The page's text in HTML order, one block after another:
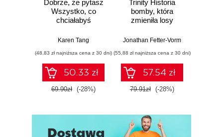
Dobrze, że pytasz
Wszystko, co
chciałabyś
zdrowiu
(ale nigdy Ci nie
powiedziano)
Karen Tang
(48,83 zł najniższa cena z 30 dni)
50.33 zł
69.90zł (-28%)
Trinity Historia
bomby, która
zmieniła losy
Jonathan Fetter-Vorm
(55,88 zł najniższa cena z 30 dni)
57.54 zł
79.91zł (-28%)